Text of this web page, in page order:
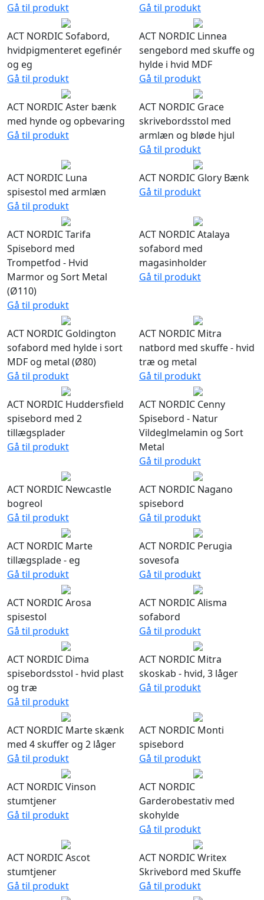
Gå til produkt
Gå til produkt
ACT NORDIC Sofabord,
hvidpigmenteret egefinér
og eg
Gå til produkt
ACT NORDIC Linnea
sengebord med skuffe og
hylde i hvid MDF
Gå til produkt
ACT NORDIC Aster bænk
med hynde og opbevaring
Gå til produkt
ACT NORDIC Grace
skrivebordsstol med
armlæn og bløde hjul
Gå til produkt
ACT NORDIC Luna
spisestol med armlæn
Gå til produkt
ACT NORDIC Glory Bænk
Gå til produkt
ACT NORDIC Tarifa
Spisebord med
Trompetfod - Hvid
Marmor og Sort Metal
(Ø110)
Gå til produkt
ACT NORDIC Atalaya
sofabord med
magasinholder
Gå til produkt
ACT NORDIC Goldington
sofabord med hylde i sort
MDF og metal (Ø80)
Gå til produkt
ACT NORDIC Mitra
natbord med skuffe - hvid
træ og metal
Gå til produkt
ACT NORDIC Huddersfield
spisebord med 2
tillægsplader
Gå til produkt
ACT NORDIC Cenny
Spisebord - Natur
Vildeglmelamin og Sort
Metal
Gå til produkt
ACT NORDIC Newcastle
bogreol
Gå til produkt
ACT NORDIC Nagano
spisebord
Gå til produkt
ACT NORDIC Marte
tillægsplade - eg
Gå til produkt
ACT NORDIC Perugia
sovesofa
Gå til produkt
ACT NORDIC Arosa
spisestol
Gå til produkt
ACT NORDIC Alisma
sofabord
Gå til produkt
ACT NORDIC Dima
spisebordsstol - hvid plast
og træ
Gå til produkt
ACT NORDIC Mitra
skoskab - hvid, 3 låger
Gå til produkt
ACT NORDIC Marte skænk
med 4 skuffer og 2 låger
Gå til produkt
ACT NORDIC Monti
spisebord
Gå til produkt
ACT NORDIC Vinson
stumtjener
Gå til produkt
ACT NORDIC
Garderobestativ med
skohylde
Gå til produkt
ACT NORDIC Ascot
stumtjener
Gå til produkt
ACT NORDIC Writex
Skrivebord med Skuffe
Gå til produkt